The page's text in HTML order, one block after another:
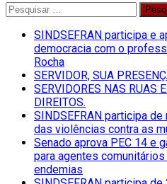
Pesquisar
por:
SINDSEFRAN participa e
democracia com o
Rocha
SERVIDOR, SUA
SERVIDORES NAS RUAS
DIREITOS.
SINDSEFRAN participa
das violências contra as
Senado aprova PEC 14 e
para agentes
endemias